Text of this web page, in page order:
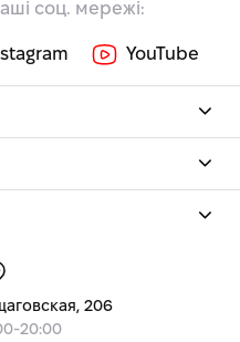
соц. мережі:
YouTube
206
20:00